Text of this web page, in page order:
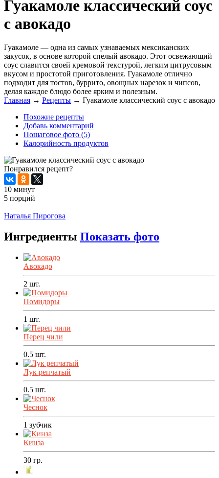
Гуакамоле классический соус
с авокадо
Гуакамоле — одна из самых узнаваемых мексиканских
закусок, в основе которой спелый авокадо. Этот освежающий
соус славится своей кремовой текстурой, легким цитрусовым
вкусом и простотой приготовления. Гуакамоле отлично
подходит для тостов, буррито, овощных нарезок и чипсов,
делая каждое блюдо более ярким и полезным.
Главная → Рецепты → Гуакамоле классический соус с авокадо
Похожие рецепты
Добавь комментарий
Пошаговое фото (5)
Калорийность продуктов
Понравился рецепт?
10 минут
5 порций
Наталья Пирогова
Ингредиенты Показать фото
Авокадо
2 шт.
Помидоры
1 шт.
Перец чили
0.5 шт.
Лук репчатый
0.5 шт.
Чеснок
1 зубчик
Кинза
30 гр.